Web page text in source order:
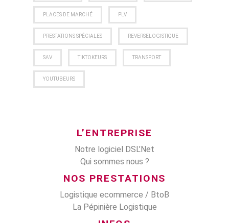
PLACES DE MARCHÉ PLV
PRESTATIONS SPÉCIALES REVERSELOGISTIQUE
SAV TIKTOKEURS TRANSPORT
YOUTUBEURS
L’ENTREPRISE
Notre logiciel DSL’Net
Qui sommes nous ?
NOS PRESTATIONS
Logistique ecommerce / BtoB
La Pépinière Logistique